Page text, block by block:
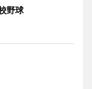
野球